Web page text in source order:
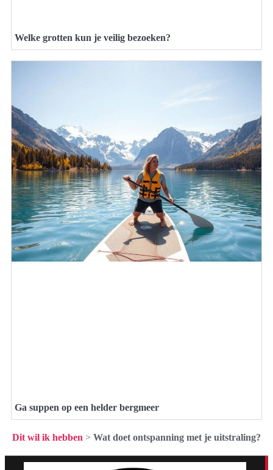
Welke grotten kun je veilig bezoeken?
Ga suppen op een helder bergmeer
Dit wil ik hebben > Wat doet ontspanning met je uitstraling?